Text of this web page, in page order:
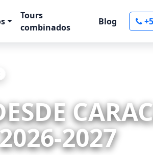
Tours
combinados
Blog
2027